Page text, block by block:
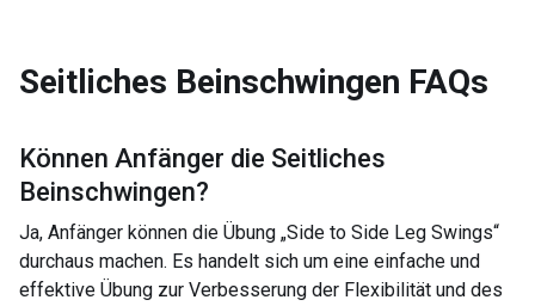
Seitliches Beinschwingen FAQs
Können Anfänger die Seitliches
Beinschwingen?
Ja, Anfänger können die Übung „Side to Side Leg Swings“
durchaus machen. Es handelt sich um eine einfache und
effektive Übung zur Verbesserung der Flexibilität und des